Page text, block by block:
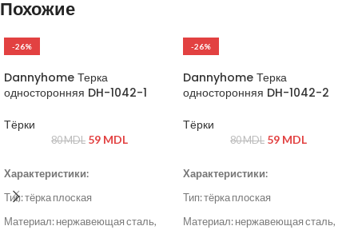
Похожие
-26%
Dannyhome Терка
односторонняя DH-1042-1
Тёрки
80MDL 59 MDL
Характеристики:
Тип: тёрка плоская
Материал: нержавеющая сталь,
-26%
Dannyhome Терка
односторонняя DH-1042-2
Тёрки
80MDL 59 MDL
Характеристики:
Тип: тёрка плоская
Материал: нержавеющая сталь,